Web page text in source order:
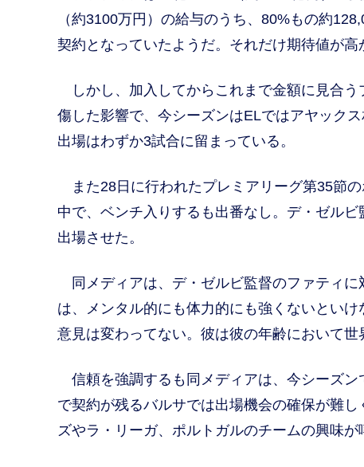
（約3100万円）の給与のうち、80%もの約
契約となっていたようだ。それだけ期待値が高
しかし、加入してからこれまで金額に見合う
傷した影響で、今シーズンはELではアヤック
出場はわずか3試合に留まっている。
また28日に行われたプレミアリーグ第35節
中で、ベンチ入りするも出番なし。デ・ゼル
出場させた。
同メディアは、デ・ゼルビ監督のファティ
は、メンタル的にも体力的にも強くないとい
意見は変わってない。彼は彼の年齢において世
信頼を強調するも同メディアは、今シーズン
で契約が残るバルサでは出場機会の確保が難
ズやラ・リーガ、ポルトガルのチームの興味が